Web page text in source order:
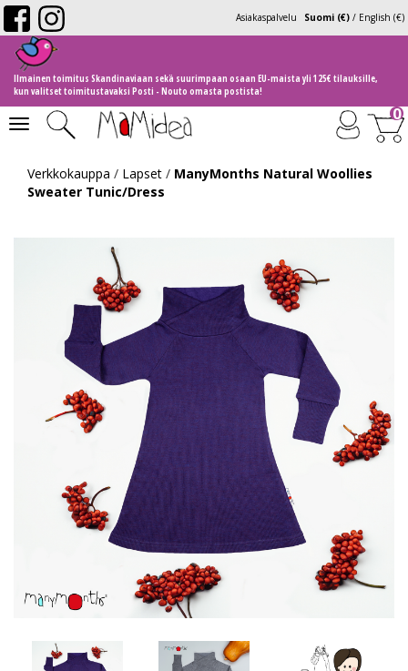
Suomi (€) / English (€)
Asiakaspalvelu
Ilmainen toimitus Skandinaviaan sekä suurimpaan osaan EU-maista yli 125€ tilauksille,
kun valitset toimitustavaksi Posti - Nouto omasta postista!
Toggle
navigation
0
Verkkokauppa / Lapset / ManyMonths Natural Woollies
Sweater Tunic/Dress